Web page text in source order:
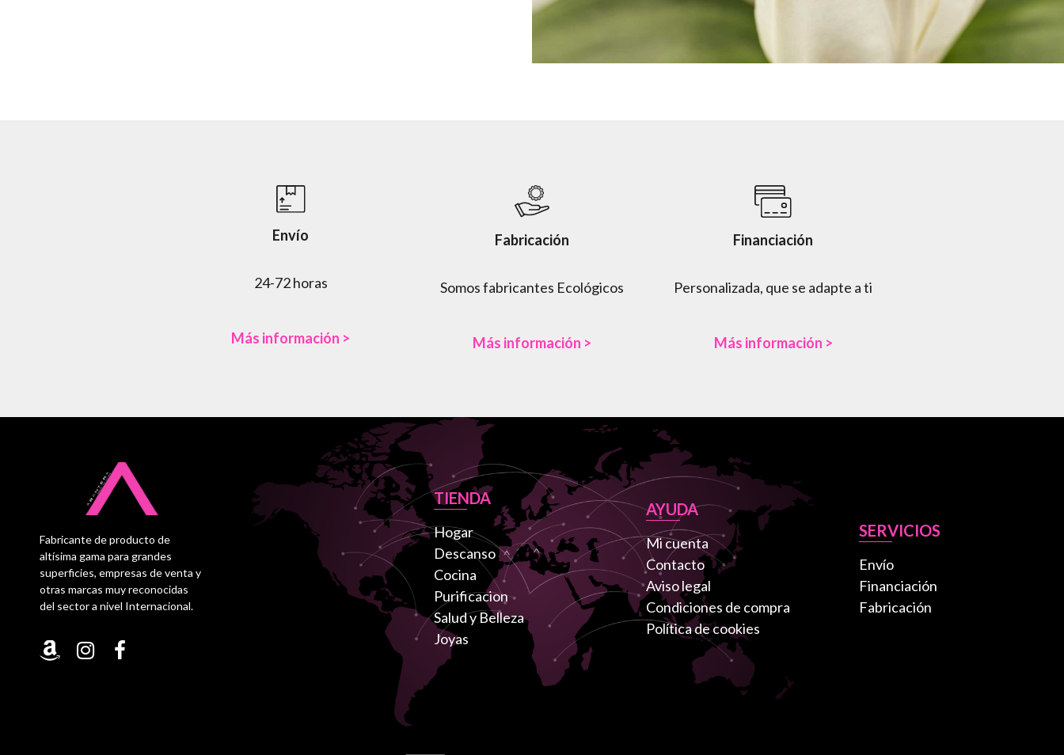
Envío
24-72 horas
Más información >
Fabricación
Somos fabricantes Ecológicos
Más información >
Financiación
Personalizada, que se adapte a ti
Más información >
Fabricante de producto de
altísima gama para grandes
superficies, empresas de venta y
otras marcas muy reconocidas
del sector a nivel Internacional.
TIENDA
Hogar
Descanso
Cocina
Purificacion
Salud y Belleza
Joyas
AYUDA
Mi cuenta
Contacto
Aviso legal
Condiciones de compra
Política de cookies
SERVICIOS
Envío
Financiación
Fabricación